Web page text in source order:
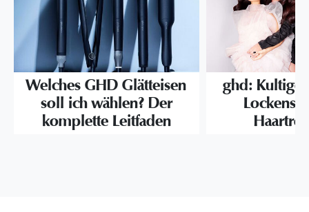
Welches GHD Glätteisen
soll ich wählen? Der
komplette Leitfaden
ghd: Kultige